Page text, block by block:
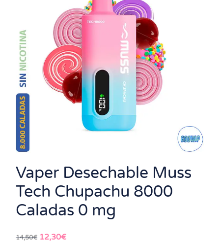
Vaper Desechable Muss
Tech Chupachu 8000
Caladas 0 mg
14,50€ E
12,30€E